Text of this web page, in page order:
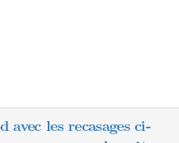
avec les recasages ci-